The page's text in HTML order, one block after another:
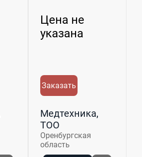
крючек по
Кугле...
Цена не
указана
Заказать
Медтехника,
ТОО
Оренбургская
область